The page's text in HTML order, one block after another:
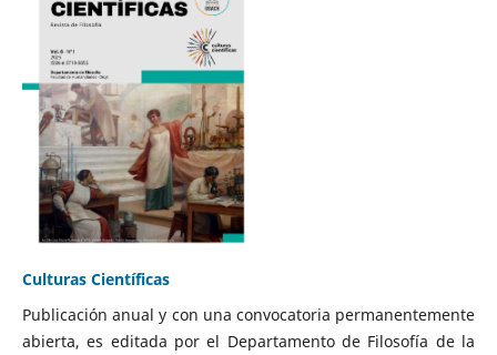
Culturas Científicas
Publicación anual y con una convocatoria permanentemente
abierta, es editada por el Departamento de Filosofía de la